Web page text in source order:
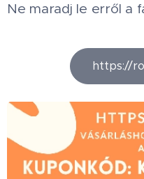
Ne maradj le erről a
https://